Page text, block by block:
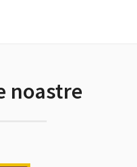
noastre